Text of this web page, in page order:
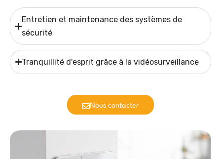
Entretien et maintenance des systèmes de
sécurité
Tranquillité d'esprit grâce à la vidéosurveillance
Nous contacter